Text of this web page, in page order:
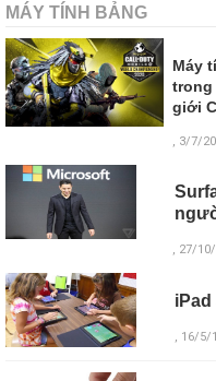
MÁY TÍNH BẢNG
Máy
trong
giới
, 3/7/20
, 27/
, 16/5/